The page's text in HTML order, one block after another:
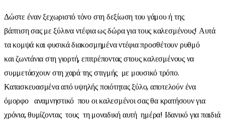
Δώστε έναν ξεχωριστό τόνο στη δεξίωση του γάμου ή της
βάπτιση σας με ξύλινα ντέφια ως δώρα για τους καλεσμένους! Αυτά
τα κομψά και φυσικά διακοσμημένα ντέφια προσθέτουν ρυθμό
και ζωντάνια στη γιορτή, επιτρέποντας στους καλεσμένους να
συμμετάσχουν στη χαρά της στιγμής με μουσικό τρόπο.
Κατασκευασμένα από υψηλής ποιότητας ξύλο, αποτελούν ένα
όμορφο αναμνηστικό που οι καλεσμένοι σας θα κρατήσουν για
χρόνια, θυμίζοντας τους τη μοναδική αυτή ημέρα! Ιδανικό για παιδιά